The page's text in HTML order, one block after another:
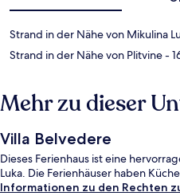
Strand in der Nähe von Mikulina
Strand in der Nähe von Plitvine-
Mehr zu dieser
Villa Belvedere
Dieses Ferienhaus ist eine
Luka. Die Ferienhäuser haben
Informationen zu den Rechten